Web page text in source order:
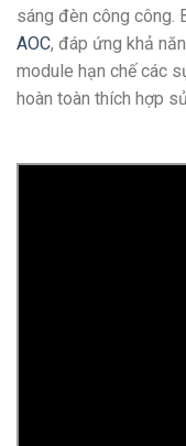
sáng đèn công công.
AOC, đáp ứng khả
module hạn chế các
hoàn toàn thích hợp